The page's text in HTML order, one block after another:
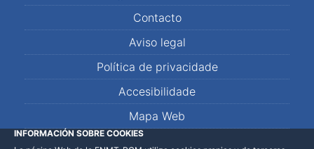
Contacto
Aviso legal
Política de privacidade
Accesibilidade
Mapa Web
INFORMACIÓN SOBRE COOKIES